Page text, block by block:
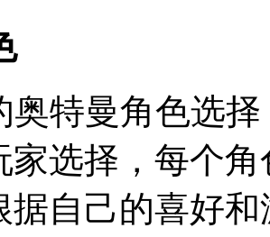
奥特曼角色选
家选择，每个
据自己的喜好